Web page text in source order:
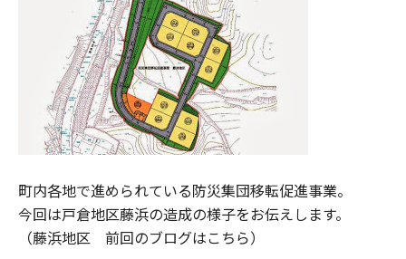
町内各地で進められている防災集団移転促進事業。
今回は戸倉地区藤浜の造成の様子をお伝えします。
（藤浜地区 前回のブログはこちら）